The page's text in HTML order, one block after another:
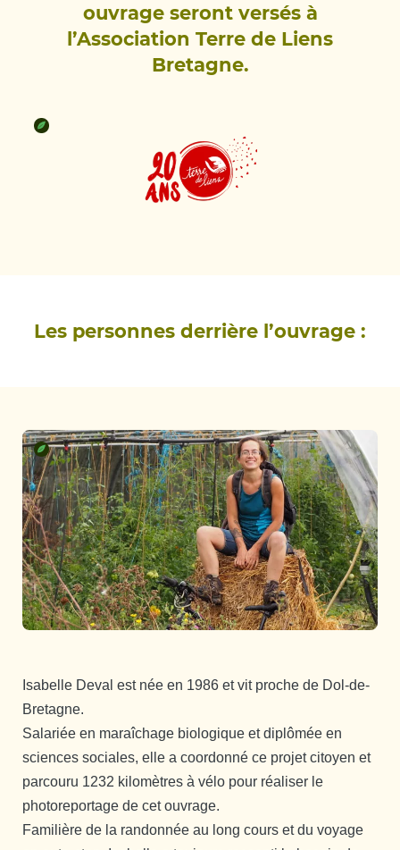
ouvrage seront versés à
l’Association Terre de Liens
Bretagne.
Les personnes derrière l’ouvrage :
Isabelle Deval est née en 1986 et vit proche de Dol-de-
Bretagne.
Salariée en maraîchage biologique et diplômée en
sciences sociales, elle a coordonné ce projet citoyen et
parcouru 1232 kilomètres à vélo pour réaliser le
photoreportage de cet ouvrage.
Familière de la randonnée au long cours et du voyage